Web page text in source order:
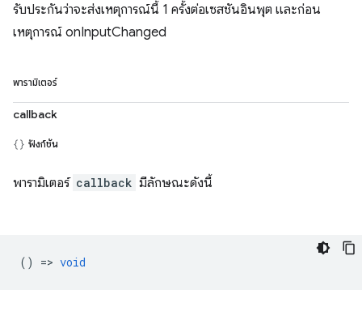
รับประกันว่าจะส่งเหตุการณ์นี้ 1 ครั้งต่อเซสชันอินพุต และก่อน
เหตุการณ์ onInputChanged
พารามิเตอร์
callback
ฟังก์ชัน
พารามิเตอร์ callback มีลักษณะดังนี้
() => void